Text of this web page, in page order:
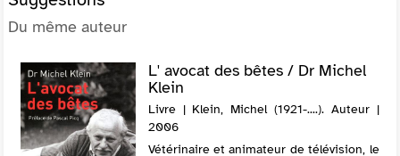
Du même auteur
L' avocat des bêtes / Dr Michel
Klein
Livre | Klein, Michel (1921-....). Auteur |
2006
Vétérinaire et animateur de télévision, le